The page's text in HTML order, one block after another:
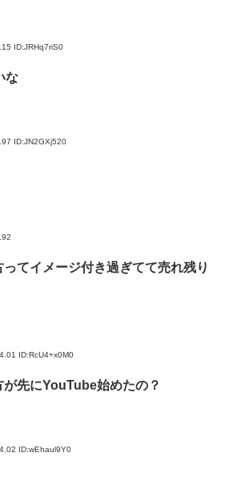
ID:JRHq7riS0
な
ID:JN2GXj520
てイメージ付き過ぎてて売れ残り
ID:RcU4+x0M0
が先にYouTube始めたの？
ID:wEhaul9Y0